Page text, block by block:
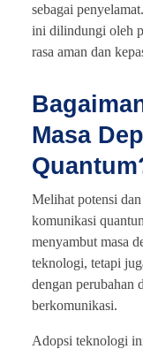
sebagai
ini dilindungi oleh
rasa aman dan
Masa
Melihat potensi
komunikasi
menyambut masa
teknologi, tetapi
dengan perubahan
berkomunikasi.
Adopsi teknologi